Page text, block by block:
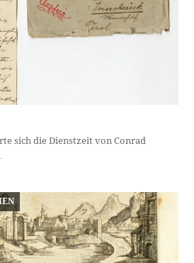
sich die Dienstzeit von Conrad